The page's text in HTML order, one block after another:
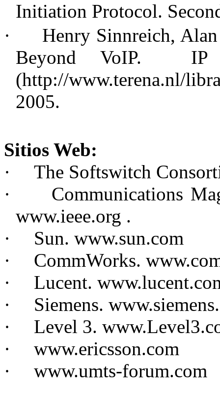
Initiation Protocol.
·
Henry Sinnreich,
Beyond VoIP. IP
(http://www.terena.nl/
2005.
Sitios Web:
·
The Softswitch
·
Communications
www.ieee.org .
·
Sun. www.sun.com
·
CommWorks.
·
Lucent.
·
Siemens.
·
Level 3.
·
www.ericsson.com
·
www.umts-forum.com